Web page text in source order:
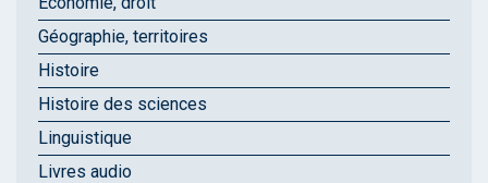
Géographie, territoires
Histoire
Histoire des sciences
Linguistique
Livres audio